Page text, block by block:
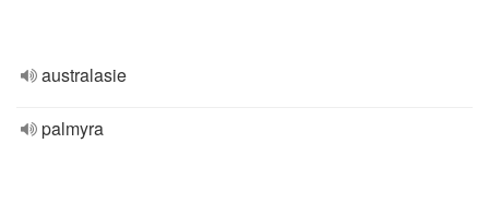
australasie
palmyra